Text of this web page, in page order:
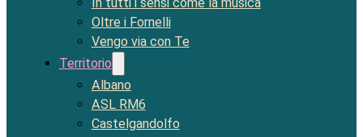
Oltre i Fornelli
Vengo via con Te
Territorio
Albano
ASL RM6
Castelgandolfo